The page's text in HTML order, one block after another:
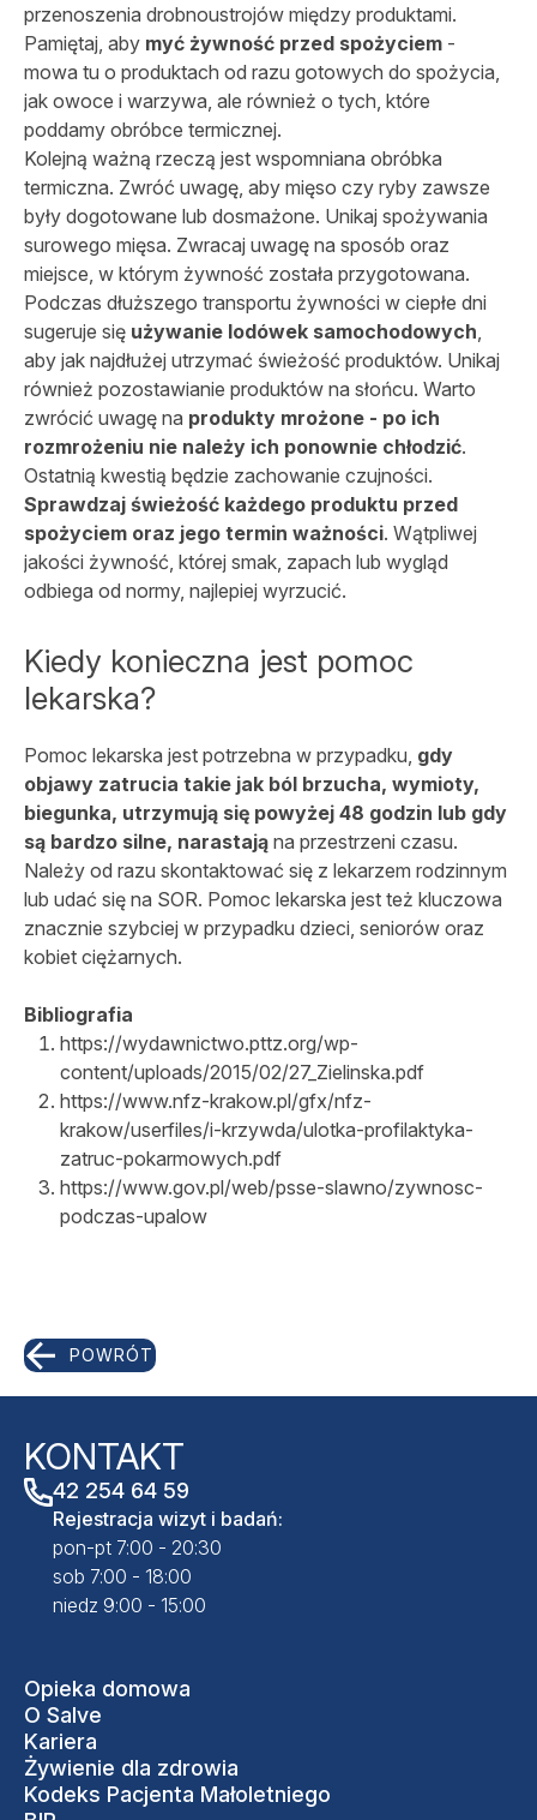
przenoszenia drobnoustrojów między produktami.
Pamiętaj, aby myć żywność przed spożyciem -
mowa tu o produktach od razu gotowych do spożycia,
jak owoce i warzywa, ale również o tych, które
poddamy obróbce termicznej.
Kolejną ważną rzeczą jest wspomniana obróbka
termiczna. Zwróć uwagę, aby mięso czy ryby zawsze
były dogotowane lub dosmażone. Unikaj spożywania
surowego mięsa. Zwracaj uwagę na sposób oraz
miejsce, w którym żywność została przygotowana.
Podczas dłuższego transportu żywności w ciepłe dni
sugeruje się używanie lodówek samochodowych
aby jak najdłużej utrzymać świeżość produktów. Unikaj
również pozostawianie produktów na słońcu. Warto
zwrócić uwagę na produkty mrożone - po ich
rozmrożeniu nie należy ich ponownie chłodzić.
Ostatnią kwestią będzie zachowanie czujności.
Sprawdzaj świeżość każdego produktu przed
spożyciem oraz jego termin ważności. Wątpliwej
jakości żywność, której smak, zapach lub wygląd
odbiega od normy, najlepiej wyrzucić.
Kiedy konieczna jest pomoc
lekarska?
Pomoc lekarska jest potrzebna w przypadku, gdy
objawy zatrucia takie jak ból brzucha, wymioty,
biegunka, utrzymują się powyżej 48 godzin lub gdy
są bardzo silne, narastają na przestrzeni czasu.
Należy od razu skontaktować się z lekarzem rodzinnym
lub udać się na SOR. Pomoc lekarska jest też kluczowa
znacznie szybciej w przypadku dzieci, seniorów oraz
kobiet ciężarnych.
Bibliografia
https://wydawnictwo.pttz.org/wp-
content/uploads/2015/02/27_Zielinska.pdf
https://www.nfz-krakow.pl/gfx/nfz-
krakow/userfiles/i-krzywda/ulotka-profilaktyka-
zatruc-pokarmowych.pdf
https://www.gov.pl/web/psse-slawno/zywnosc-
podczas-upalow
POWRÓT
KONTAKT
42 254 64 59
Rejestracja wizyt i badań:
pon-pt 7:00 - 20:30
sob 7:00 - 18:00
niedz 9:00 - 15:00
Opieka domowa
O Salve
Kariera
Żywienie dla zdrowia
Kodeks Pacjenta Małoletniego